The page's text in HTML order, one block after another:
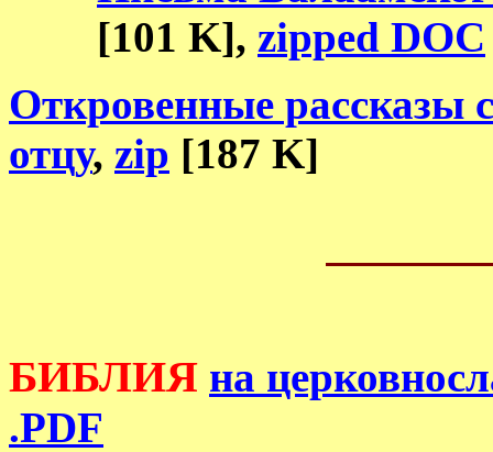
[101 K], zipped DOC
Откровенные рассказы
отцу, zip [187 K]
БИБЛИЯ на
.PDF